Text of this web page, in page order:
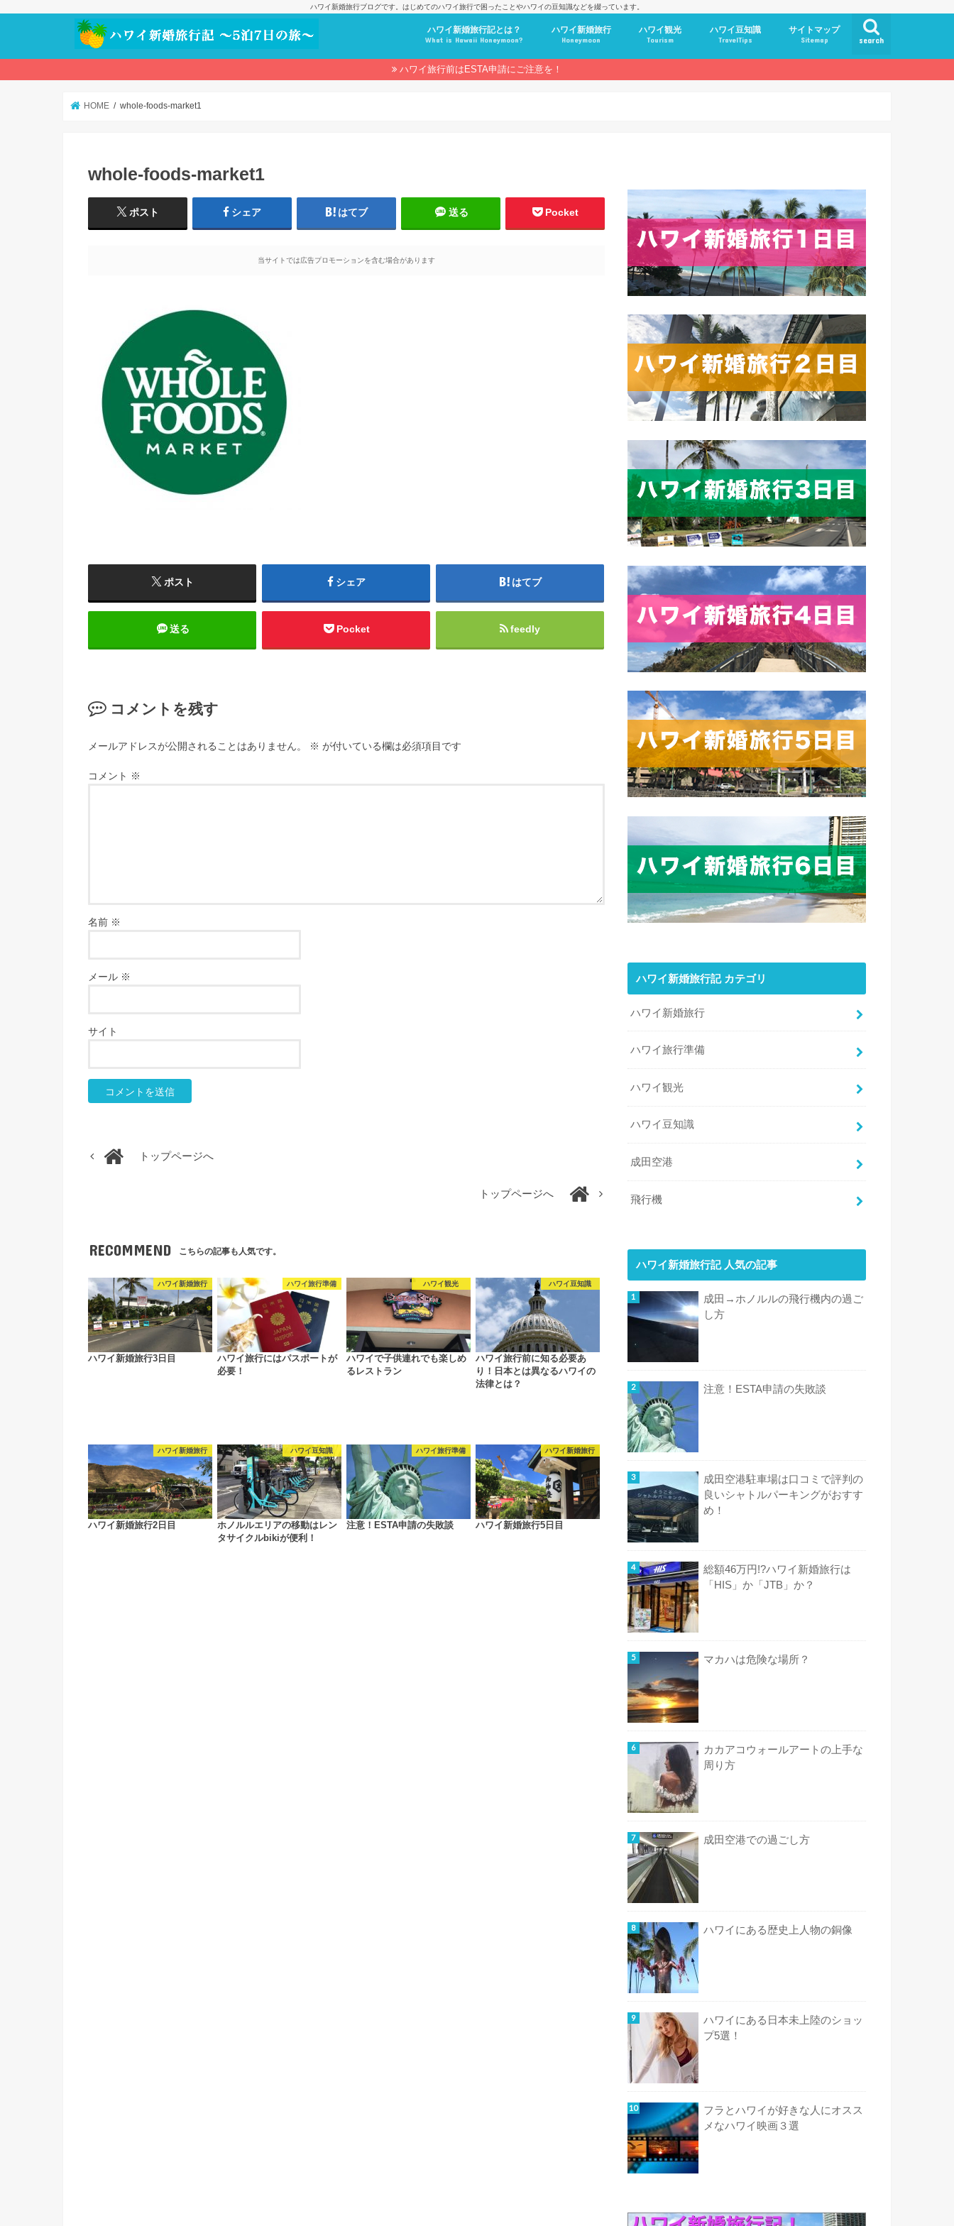
ハワイ新婚旅行ブログです。はじめてのハワイ旅行で困ったことやハワイの豆知識などを綴っています。
search
ハワイ新婚旅行記とは？
What is Hawaii Honeymoon?
ハワイ新婚旅行
Honeymoon
ハワイ観光
Tourism
ハワイ豆知識
TravelTips
サイトマップ
Sitemap
ハワイ旅行前はESTA申請にご注意を！
HOME whole-foods-market1
whole-foods-market1
ポスト シェア はてブ 送る Pocket
当サイトでは広告プロモーションを含む場合があります
ポスト シェア はてブ
送る Pocket feedly
コメントを残す
メールアドレスが公開されることはありません。 ※ が付いている欄は必須項目です
コメント ※
名前 ※
メール ※
サイト
トップページへ
トップページへ
RECOMMEND こちらの記事も人気です。
ハワイ新婚旅行
ハワイ新婚旅行3日目
ハワイ旅行準備
ハワイ旅行にはパスポートが
必要！
ハワイ観光
ハワイで子供連れでも楽しめ
るレストラン
ハワイ豆知識
ハワイ旅行前に知る必要あ
り！日本とは異なるハワイの
法律とは？
ハワイ新婚旅行
ハワイ新婚旅行2日目
ハワイ豆知識
ホノルルエリアの移動はレン
タサイクルbikiが便利！
ハワイ旅行準備
注意！ESTA申請の失敗談
ハワイ新婚旅行
ハワイ新婚旅行5日目
ハワイ新婚旅行記 カテゴリ
ハワイ新婚旅行
ハワイ旅行準備
ハワイ観光
ハワイ豆知識
成田空港
飛行機
ハワイ新婚旅行記 人気の記事
成田→ホノルルの飛行機内の過ご
し方
注意！ESTA申請の失敗談
成田空港駐車場は口コミで評判の
良いシャトルパーキングがおすす
め！
総額46万円!?ハワイ新婚旅行は
「HIS」か「JTB」か？
マカハは危険な場所？
カカアコウォールアートの上手な
周り方
成田空港での過ごし方
ハワイにある歴史上人物の銅像
ハワイにある日本未上陸のショッ
プ5選！
フラとハワイが好きな人にオスス
メなハワイ映画３選